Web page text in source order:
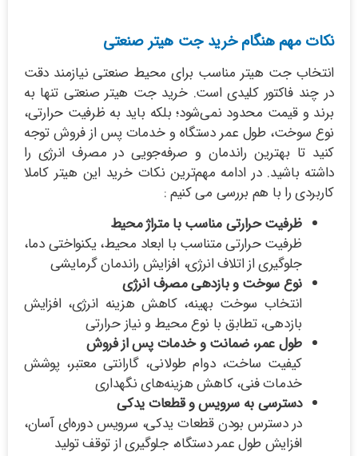
نکات مهم هنگام خرید جت هیتر صنعتی
انتخاب جت هیتر مناسب برای محیط صنعتی نیازمند دقت
در چند فاکتور کلیدی است. خرید جت هیتر صنعتی تنها به
برند و قیمت محدود نمی‌شود؛ بلکه باید به ظرفیت حرارتی،
نوع سوخت، طول عمر دستگاه و خدمات پس از فروش توجه
کنید تا بهترین راندمان و صرفه‌جویی در مصرف انرژی را
داشته باشید. در ادامه مهم‌ترین نکات خرید این هیتر کاملا
کاربردی را با هم بررسی می کنیم :
ظرفیت حرارتی مناسب با متراژ محیط
ظرفیت حرارتی متناسب با ابعاد محیط، یکنواختی دما،
جلوگیری از اتلاف انرژی، افزایش راندمان گرمایشی
نوع سوخت و بازدهی مصرف انرژی
انتخاب سوخت بهینه، کاهش هزینه انرژی، افزایش
بازدهی، تطابق با نوع محیط و نیاز حرارتی
طول عمر، ضمانت و خدمات پس از فروش
کیفیت ساخت، دوام طولانی، گارانتی معتبر، پوشش
خدمات فنی، کاهش هزینه‌های نگهداری
دسترسی به سرویس و قطعات یدکی
در دسترس بودن قطعات یدکی، سرویس دوره‌ای آسان،
افزایش طول عمر دستگاه، جلوگیری از توقف تولید